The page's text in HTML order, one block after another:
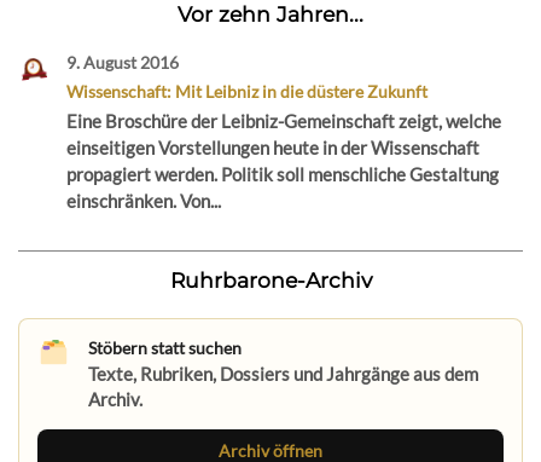
Vor zehn Jahren...
9. August 2016
Wissenschaft: Mit Leibniz in die düstere Zukunft
Eine Broschüre der Leibniz-Gemeinschaft zeigt, welche
einseitigen Vorstellungen heute in der Wissenschaft
propagiert werden. Politik soll menschliche Gestaltung
einschränken. Von...
Ruhrbarone-Archiv
Stöbern statt suchen
Texte, Rubriken, Dossiers und Jahrgänge aus dem
Archiv.
Archiv öffnen